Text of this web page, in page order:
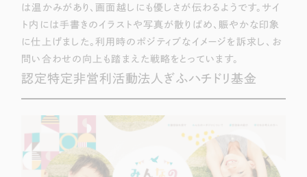
Webサイト制作
コーポレートサイト制作
ECサイト（オンラインショップ） （43件）
ポータルサイト・メディアサイト （39件）
LP（ランディングページ） （28件）
ブランディング（ロゴ・印刷物） （90件）
その他 （1件）
は温かみがあり、画面越しにも優しさが伝わるようです。サイ
ト内には手書きのイラストや写真が散りばめ、賑やかな印象
に仕上げました。利用時のポジティブなイメージを訴求し、お
問い合わせの向上も踏まえた戦略をとっています。
認定特定非営利活動法人ぎふハチドリ基金